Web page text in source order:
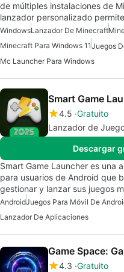
de múltiples instalaciones de
lanzador personalizado
WindowsLanzador De Minecraft
Minecraft Para Windows 11Juegos
Mc Launcher Para Windows
Smart Game
4.5 Gratuito
Lanzador de
Descargar
Smart Game Launcher es una
para usuarios de Android que
gestionar y lanzar sus juegos
AndroidJuegos Para Móvil De
Lanzador De Aplicaciones
Game Space:
4.3 Gratuito